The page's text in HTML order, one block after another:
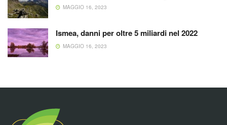
MAGGIO 16, 2023
Ismea, danni per oltre 5 miliardi nel 2022
MAGGIO 16, 2023